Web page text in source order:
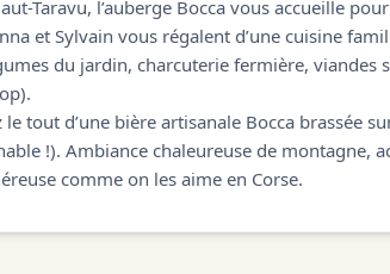
Taravu, l’auberge Bocca vous accueille
et Sylvain vous régalent d’une cuisine
du jardin, charcuterie fermière, viandes
tout d’une bière artisanale Bocca brassée
!). Ambiance chaleureuse de montagne,
comme on les aime en Corse.